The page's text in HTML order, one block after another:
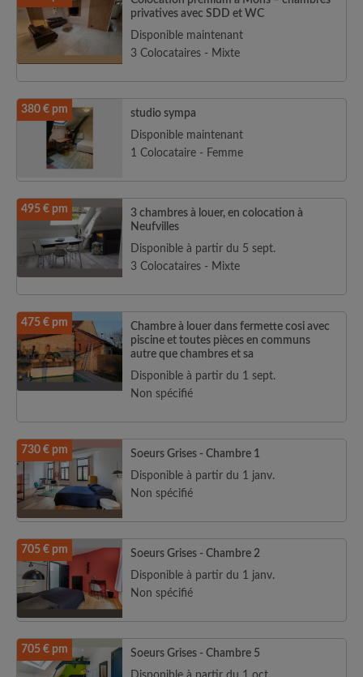
privatives avec SDD et WC
Disponible maintenant
3 Colocataires - Mixte
380 € pm
studio sympa
Disponible maintenant
1 Colocataire - Femme
495 € pm
3 chambres à louer, en colocation à
Neufvilles
Disponible à partir du 5 sept.
3 Colocataires - Mixte
475 € pm
Chambre à louer dans fermette cosi avec
piscine et toutes pièces en communs
autre que chambres et sa
Disponible à partir du 1 sept.
Non spécifié
730 € pm
Soeurs Grises - Chambre 1
Disponible à partir du 1 janv.
Non spécifié
705 € pm
Soeurs Grises - Chambre 2
Disponible à partir du 1 janv.
Non spécifié
705 € pm
Soeurs Grises - Chambre 5